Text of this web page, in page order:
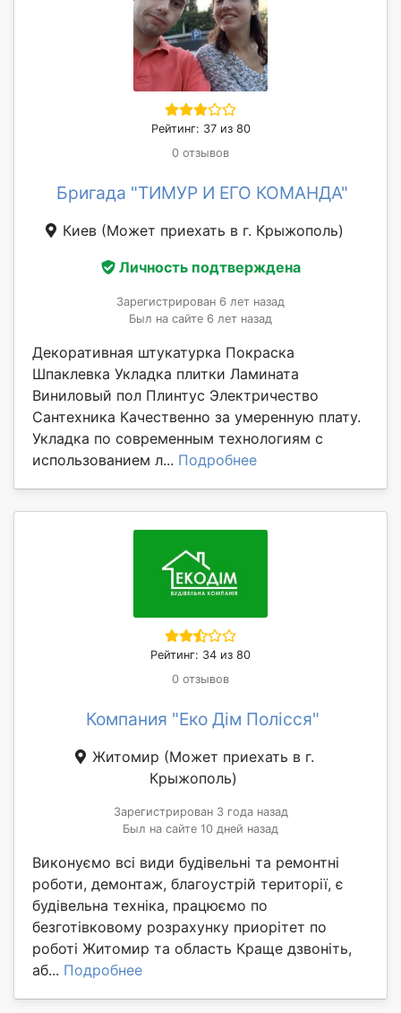
Рейтинг: 37 из 80
0 отзывов
Бригада "ТИМУР И ЕГО КОМАНДА"
Киев (Может приехать в г. Крыжополь)
Личность подтверждена
Зарегистрирован 6 лет назад
Был на сайте 6 лет назад
Декоративная штукатурка Покраска
Шпаклевка Укладка плитки Ламината
Виниловый пол Плинтус Электричество
Сантехника Качественно за умеренную плату.
Укладка по современным технологиям с
использованием л... Подробнее
Рейтинг: 34 из 80
0 отзывов
Компания "Еко Дім Полісся"
Житомир (Может приехать в г.
Крыжополь)
Зарегистрирован 3 года назад
Был на сайте 10 дней назад
Виконуємо всі види будівельні та ремонтні
роботи, демонтаж, благоустрій території, є
будівельна техніка, працюємо по
безготівковому розрахунку приорітет по
роботі Житомир та область Краще дзвоніть,
аб... Подробнее